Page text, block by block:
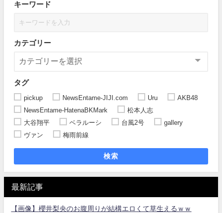
キーワード
カテゴリー
タグ
pickup NewsEntame-JIJI.com Uru
AKB48
NewsEntame-HatenaBKMark
松本人志
大谷翔平
ベラルーシ 台風2号
gallery
ヴァン
梅雨前線
検索
最新記事
【画像】櫻井梨央のお腹周りが結構エロくて草生えるｗｗ